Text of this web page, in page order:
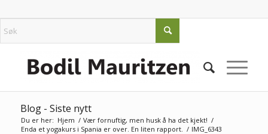
Blog - Siste nytt
Du er her: Hjem / Vær fornuftig, men husk å ha det kjekt! /
Enda et yogakurs i Spania er over. En liten rapport. / IMG_6343